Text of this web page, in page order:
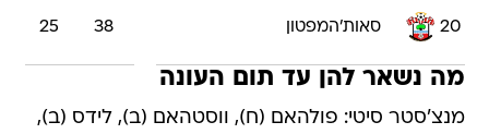
20 סאות'המפטון 38
25
מה נשאר להן עד תום העונה
מנצ'סטר סיטי: פולהאם (ח), ווסטהאם (ב), לידס (ב),